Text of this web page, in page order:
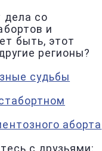
дела со
и
быть, этот
регионы?
судьбы
аборта
с друзьями: